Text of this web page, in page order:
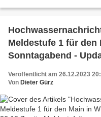
Meldestufe 1 für den Main in Würzburg am
Sonntagabend -
Veröffentlicht am 26.12.2023
Von Dieter Gürz